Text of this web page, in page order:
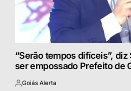
“Serão tempos difíceis”,
ser empossado Prefeito de
Postado
Goiás Alerta